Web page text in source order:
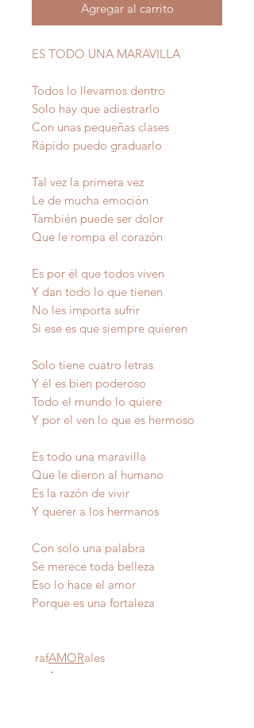
Agregar al carrito
ES TODO UNA MARAVILLA
Todos lo llevamos dentro
Solo hay que adiestrarlo
Con unas pequeñas clases
Rápido puedo graduarlo
Tal vez la primera vez
Le de mucha emoción
También puede ser dolor
Que le rompa el corazón
Es por él que todos viven
Y dan todo lo que tienen
No les importa sufrir
Si ese es que siempre quieren
Solo tiene cuatro letras
Y él es bien poderoso
Todo el mundo lo quiere
Y por el ven lo que es hermoso
Es todo una maravilla
Que le dieron al humano
Es la razón de vivir
Y querer a los hermanos
Con solo una palabra
Se merece toda belleza
Eso lo hace el amor
Porque es una fortaleza
rafAMORales
Autor